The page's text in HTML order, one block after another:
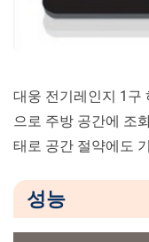
대웅 전기레인지 1구
으로 주방 공간에 조
태로 공간 절약에도
성능